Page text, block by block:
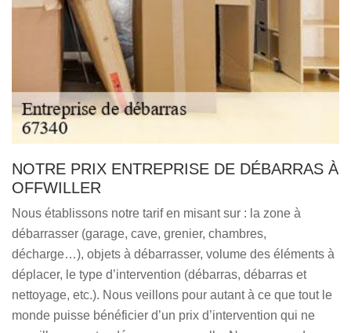
NOTRE PRIX ENTREPRISE DE DÉBARRAS À
OFFWILLER
Nous établissons notre tarif en misant sur : la zone à
débarrasser (garage, cave, grenier, chambres,
décharge…), objets à débarrasser, volume des éléments à
déplacer, le type d’intervention (débarras, débarras et
nettoyage, etc.). Nous veillons pour autant à ce que tout le
monde puisse bénéficier d’un prix d’intervention qui ne